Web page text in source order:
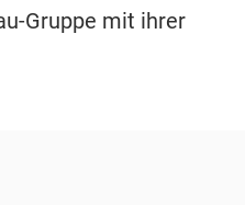
Gruppe mit ihrer